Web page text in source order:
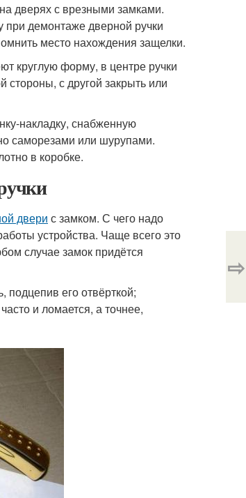
дверях с врезными замками.
демонтаже дверной ручки
место нахождения защелки.
круглую форму, в центре ручки
стороны, с другой закрыть или
накладку, снабженную
саморезами или шурупами.
в коробке.
двери с замком. С чего надо
устройства. Чаще всего это
случае замок придётся
подцепив его отвёрткой;
и ломается, а точнее,
⇨